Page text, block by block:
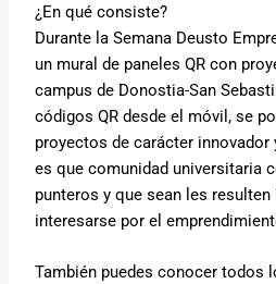
¿En qué consiste?
Durante la Semana Deusto
un mural de paneles QR con
campus de Donostia-San
códigos QR desde el móvil, se
proyectos de carácter innovador
es que comunidad universitaria
punteros y que sean les
interesarse por el
También puedes conocer todos